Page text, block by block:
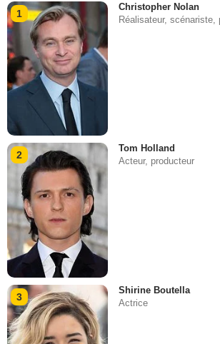
1
Christopher Nolan
Réalisateur, scénariste,
2
Tom Holland
Acteur, producteur
3
Shirine Boutella
Actrice